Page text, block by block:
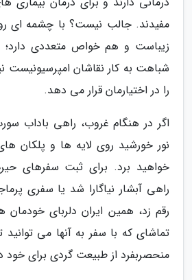
مفیدند. جالب نیست؟ با چشمه ای
زیباست و هم خواص متعددی دارد؛
شباهت به کار نقاشان امپرسیونیست
را در اختیارمان قرار می دهد.
اگر در هنگام غروب، راهی باداب
نور خورشید روی لایه ها و پلکان
خواهید برد. برای ثبت سفرهای
راهی آبشار نیاگارا شد یا سفری
رقم زد، همین ایران دلربای
تماشای که با سفر به آنها می
منحصربفرد از طبیعت گردی برای خود